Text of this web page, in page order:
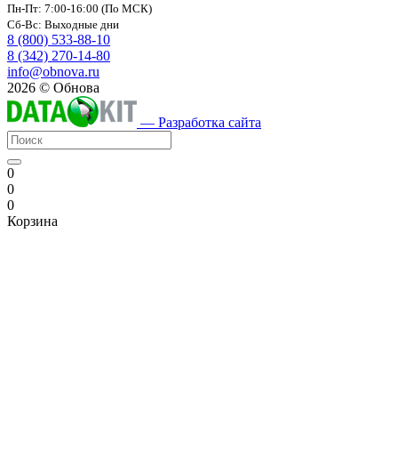
Пн-Пт: 7:00-16:00 (По МСК)
Сб-Вс: Выходные дни
8 (800) 533-88-10
8 (342) 270-14-80
info@obnova.ru
2026 © Обнова
— Разработка сайта
0
0
0
Корзина